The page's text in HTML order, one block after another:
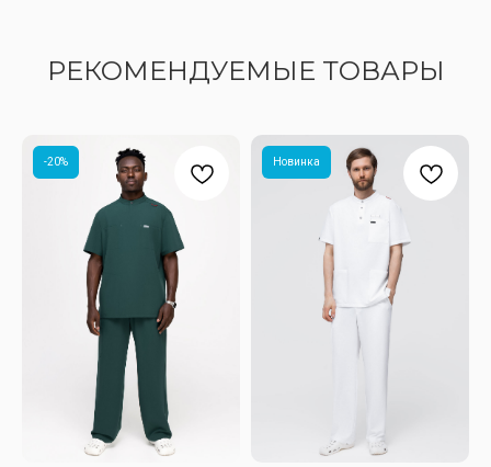
РЕКОМЕНДУЕМЫЕ ТОВАРЫ
-20% Новинка